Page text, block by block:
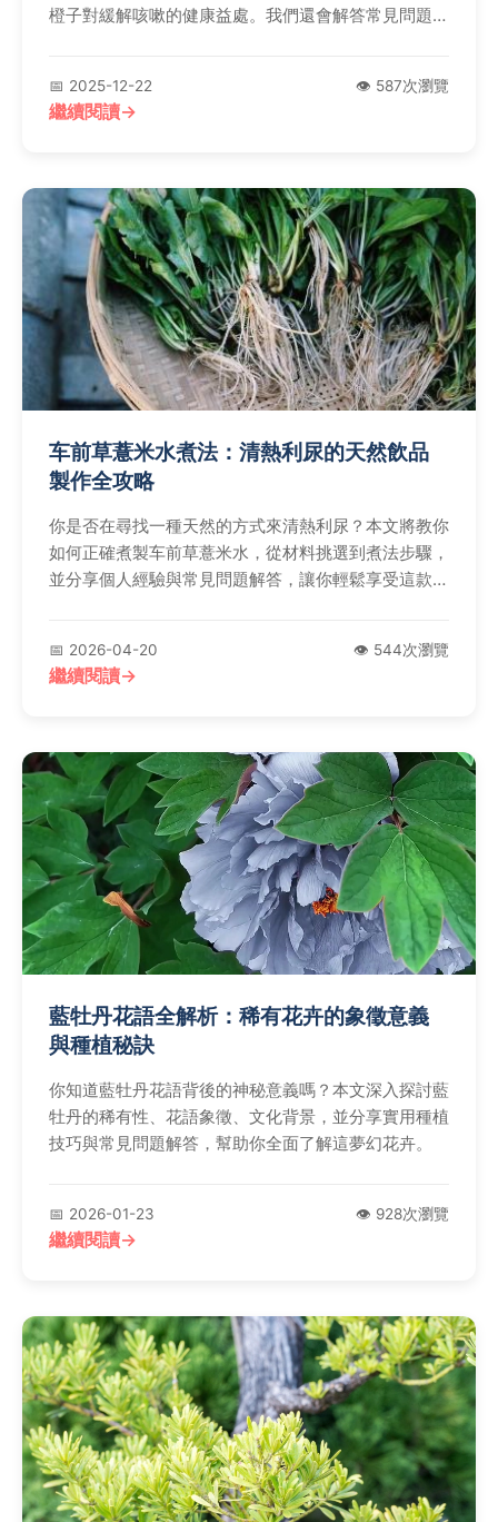
橙子對緩解咳嗽的健康益處。我們還會解答常見問題，
📅 2025-12-22 👁️ 587次瀏覽
繼續閱讀
车前草薏米水煮法：清熱利尿的天然飲品
製作全攻略
你是否在尋找一種天然的方式來清熱利尿？本文將教你
如何正確煮製车前草薏米水，從材料挑選到煮法步驟，
並分享個人經驗與常見問題解答，讓你輕鬆享受這款養
📅 2026-04-20 👁️ 544次瀏覽
繼續閱讀
藍牡丹花語全解析：稀有花卉的象徵意義
與種植秘訣
你知道藍牡丹花語背後的神秘意義嗎？本文深入探討藍
牡丹的稀有性、花語象徵、文化背景，並分享實用種植
技巧與常見問題解答，幫助你全面了解這夢幻花卉。
📅 2026-01-23 👁️ 928次瀏覽
繼續閱讀